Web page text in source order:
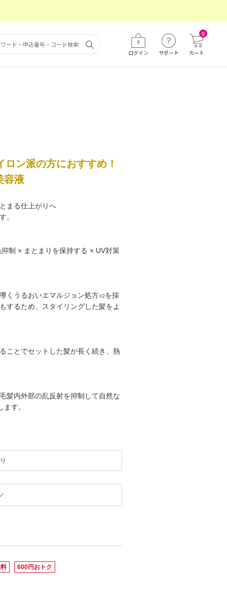
ログイン サポート カート
0
ン派の方におすすめ！
容液
まる仕上がりへ
。
制 × まとまりを保持する × UV対策
くうるおいエマルジョン処方※2を採
するため、スタイリングした髪をよ
ことでセットした髪が長く続き、熱
髪内外部の乱反射を抑制して自然な
す。
600円おトク